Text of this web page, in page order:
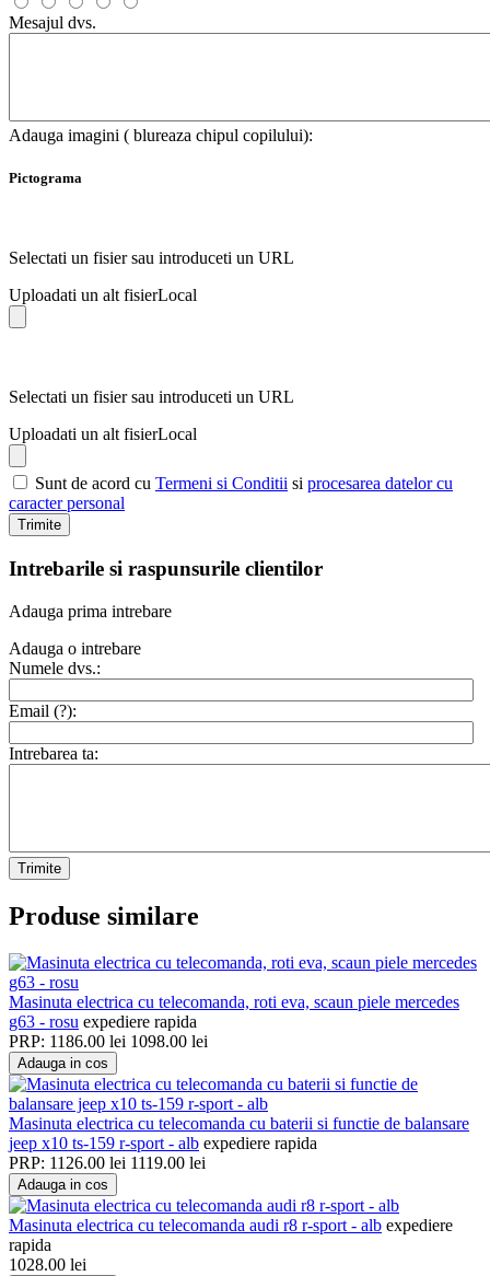
Mesajul dvs.
Adauga imagini ( blureaza chipul copilului):
Pictograma
Selectati un fisier sau introduceti un URL
Uploadati un alt fisierLocal
Selectati un fisier sau introduceti un URL
Uploadati un alt fisierLocal
Sunt de acord cu Termeni si Conditii si procesarea datelor cu
caracter personal
Trimite
Intrebarile si raspunsurile clientilor
Adauga prima intrebare
Adauga o intrebare
Numele dvs.:
Email (?):
Intrebarea ta:
Trimite
Produse similare
Masinuta electrica cu telecomanda, roti eva, scaun piele mercedes
g63 - rosu expediere rapida
PRP: 1186.00 lei 1098.00 lei
Adauga in cos
Masinuta electrica cu telecomanda cu baterii si functie de balansare
jeep x10 ts-159 r-sport - alb expediere rapida
PRP: 1126.00 lei 1119.00 lei
Adauga in cos
Masinuta electrica cu telecomanda audi r8 r-sport - alb expediere
rapida
1028.00 lei